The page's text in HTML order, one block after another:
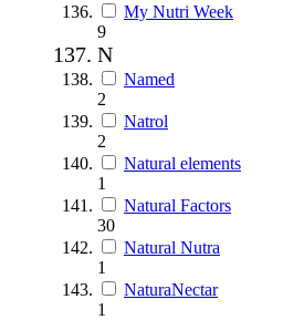
My Nutri Week
9
N
Named
2
Natrol
2
Natural elements
1
Natural Factors
30
Natural Nutra
1
NaturaNectar
1